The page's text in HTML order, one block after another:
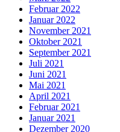
Februar 2022
Januar 2022
November 2021
Oktober 2021
September 2021
Juli 2021
Juni 2021
Mai 2021
April 2021
Februar 2021
Januar 2021
Dezember 2020